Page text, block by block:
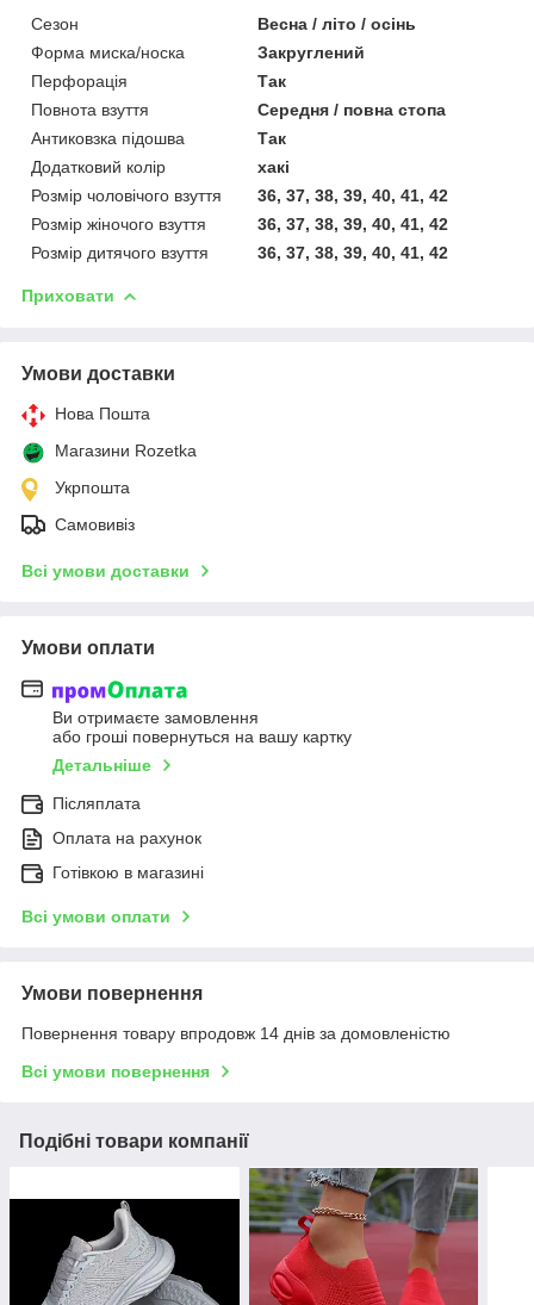
Сезон
Весна / літо / осінь
Форма миска/носка
Закруглений
Перфорація
Так
Повнота взуття
Середня / повна стопа
Антиковзка підошва
Так
Додатковий колір
хакі
Розмір чоловічого взуття
36, 37, 38, 39, 40, 41, 42
Розмір жіночого взуття
36, 37, 38, 39, 40, 41, 42
Розмір дитячого взуття
36, 37, 38, 39, 40, 41, 42
Приховати
Умови доставки
Нова Пошта
Магазини Rozetka
Укрпошта
Самовивіз
Всі умови доставки
Умови оплати
Ви отримаєте замовлення
або гроші повернуться на вашу картку
Детальніше
Післяплата
Оплата на рахунок
Готівкою в магазині
Всі умови оплати
Умови повернення
Повернення товару впродовж 14 днів за домовленістю
Всі умови повернення
Подібні товари компанії